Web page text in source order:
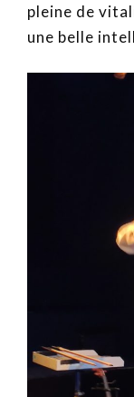
pleine de
une belle